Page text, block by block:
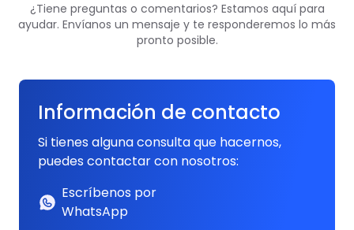
¿Tiene preguntas o comentarios? Estamos aquí para
ayudar. Envíanos un mensaje y te responderemos lo más
pronto posible.
Información de contacto
Si tienes alguna consulta que hacernos,
puedes contactar con nosotros:
Escríbenos por
WhatsApp